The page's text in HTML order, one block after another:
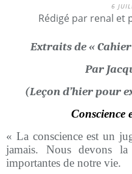
6
Rédigé par renal et
Extraits de «
Par
(Leçon d’hier pour
Conscience
« La conscience est un
jamais. Nous devons
importantes de notre vie.